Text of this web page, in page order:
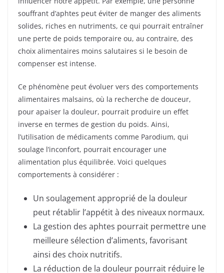
souffrant d’aphtes peut éviter de manger des aliments
solides, riches en nutriments, ce qui pourrait entraîner
une perte de poids temporaire ou, au contraire, des
choix alimentaires moins salutaires si le besoin de
compenser est intense.
Ce phénomène peut évoluer vers des comportements
alimentaires malsains, où la recherche de douceur,
pour apaiser la douleur, pourrait produire un effet
inverse en termes de gestion du poids. Ainsi,
l’utilisation de médicaments comme Parodium, qui
soulage l’inconfort, pourrait encourager une
alimentation plus équilibrée. Voici quelques
comportements à considérer :
Un soulagement approprié de la douleur
peut rétablir l’appétit à des niveaux normaux.
La gestion des aphtes pourrait permettre une
meilleure sélection d’aliments, favorisant
ainsi des choix nutritifs.
La réduction de la douleur pourrait réduire le